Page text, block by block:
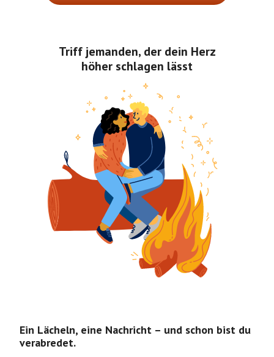
Triff jemanden, der dein Herz
höher schlagen lässt
Ein Lächeln, eine Nachricht – und schon bist du
verabredet.